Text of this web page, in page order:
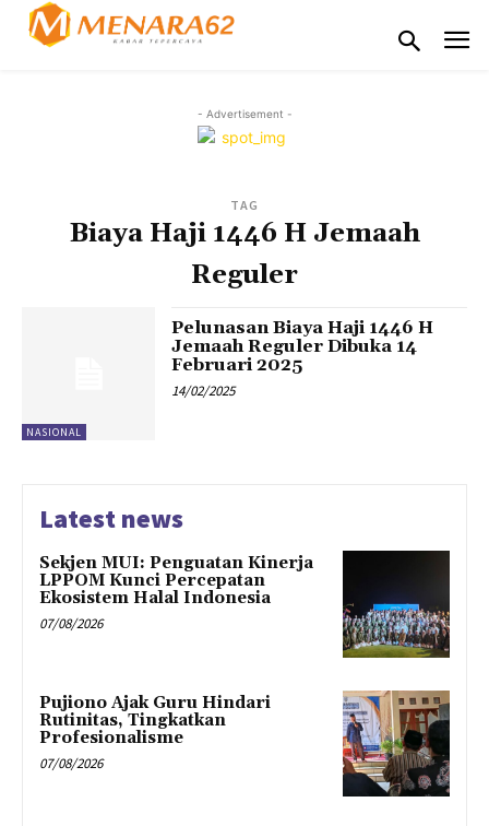
- Advertisement -
TAG
Biaya Haji 1446 H Jemaah
Reguler
NASIONAL
Pelunasan Biaya Haji 1446 H
Jemaah Reguler Dibuka 14
Februari 2025
14/02/2025
Latest news
Sekjen MUI: Penguatan Kinerja
LPPOM Kunci Percepatan
Ekosistem Halal Indonesia
07/08/2026
Pujiono Ajak Guru Hindari
Rutinitas, Tingkatkan
Profesionalisme
07/08/2026